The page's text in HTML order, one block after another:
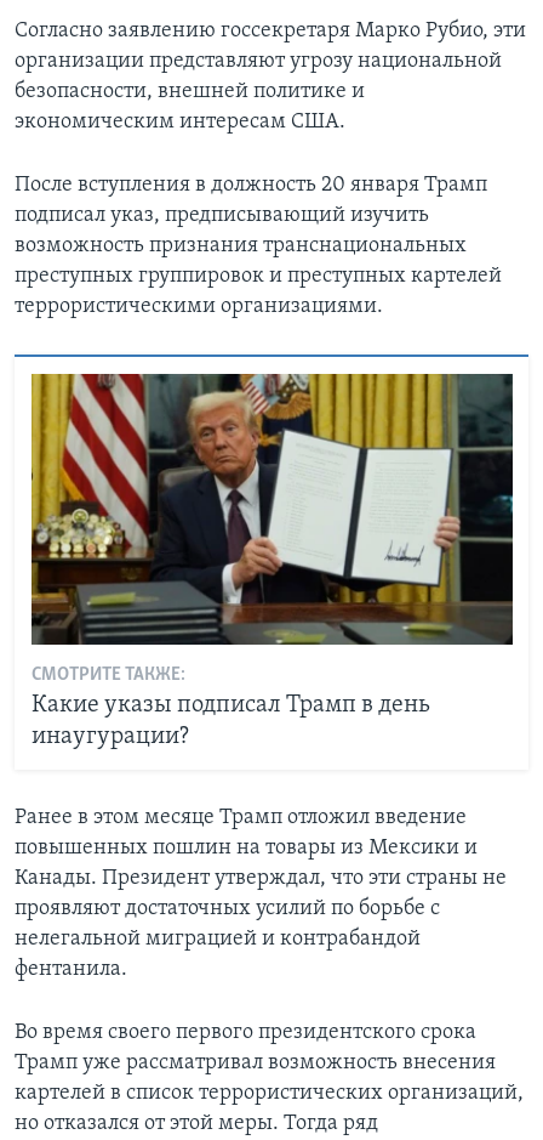
Согласно заявлению госсекретаря Марко Рубио, эти
организации представляют угрозу национальной
безопасности, внешней политике и
экономическим интересам США.
После вступления в должность 20 января Трамп
подписал указ, предписывающий изучить
возможность признания транснациональных
преступных группировок и преступных картелей
террористическими организациями.
СМОТРИТЕ ТАКЖЕ:
Какие указы подписал Трамп в день
инаугурации?
Ранее в этом месяце Трамп отложил введение
повышенных пошлин на товары из Мексики и
Канады. Президент утверждал, что эти страны не
проявляют достаточных усилий по борьбе с
нелегальной миграцией и контрабандой
фентанила.
Во время своего первого президентского срока
Трамп уже рассматривал возможность внесения
картелей в список террористических организаций,
но отказался от этой меры. Тогда ряд